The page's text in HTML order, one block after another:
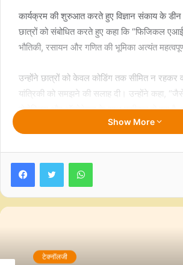
कार्यक्रम की शुरुआत करते हुए विज्ञान संकाय के
छात्रों को संबोधित करते हुए कहा कि “फिजिकल
भौतिकी, रसायन और गणित की भूमिका अत्यंत
उन्होंने छात्रों को केवल कोडिंग तक सीमित न रहकर
यांत्रिकी को समझने की सलाह दी। उन्होंने कहा,
रोबोटिक्स और ऑटोमेशन के साथ एकीकृत हो रहा है,
समझ सफलता की कुंजी बनेगी।”
प्रसिद्ध मैनेजमेंट कंसल्टेंट और हार्वर्ड विश्वविद्यालय के
चरण ने अपने छह दशकों के वैश्विक अनुभव को साझा
निरंतर सीखते रहने और आत्म-चिंतन की सलाह दी।
Show More
FacebookTwitter WhatsApp
टेक्नॉलजी